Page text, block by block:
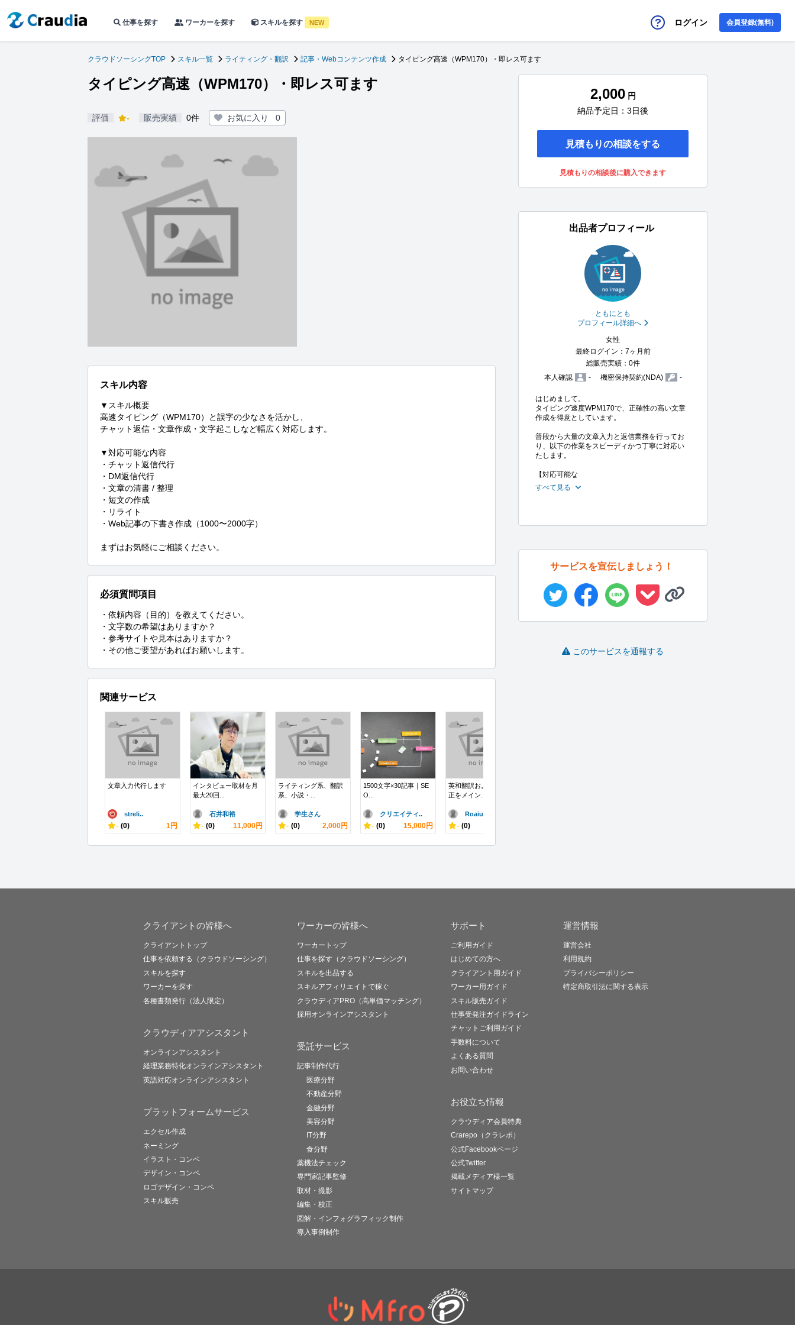
仕事を探す ワーカーを探す スキルを探す NEW ログイン 会員登録(無料)
クラウドソーシングTOP スキル一覧 ライティング・翻訳 記事・Webコンテンツ作成 タイピング高速（WPM170）・即レス可ます
タイピング高速（WPM170）・即レス可ます
評価 - 販売実績 0件 お気に入り 0
スキル内容
▼スキル概要
高速タイピング（WPM170）と誤字の少なさを活かし、
チャット返信・文章作成・文字起こしなど幅広く対応します。
▼対応可能な内容
・チャット返信代行
・DM返信代行
・文章の清書 / 整理
・短文の作成
・リライト
・Web記事の下書き作成（1000〜2000字）
まずはお気軽にご相談ください。
必須質問項目
・依頼内容（目的）を教えてください。
・文字数の希望はありますか？
・参考サイトや見本はありますか？
・その他ご要望があればお願いします。
関連サービス
文章入力代行します
streli..
- (0) 1円
インタビュー取材を月
最大20回...
石井和裕
- (0) 11,000円
ライティング系、翻訳
系、小説・...
学生さん
- (0) 2,000円
1500文字×30記事｜SE
O...
クリエイティ..
- (0) 15,000円
英和翻訳および文章校
正をメイン...
Roaiuh
- (0)
2,000 円
納品予定日：3日後
見積もりの相談をする
見積もりの相談後に購入できます
出品者プロフィール
ともにとも
プロフィール詳細へ
女性
最終ログイン：7ヶ月前
総販売実績：0件
本人確認
- 機密保持契約(NDA) -
はじめまして。
タイピング速度WPM170で、正確性の高い文章
作成を得意としています。
普段から大量の文章入力と返信業務を行ってお
り、以下の作業をスピーディかつ丁寧に対応い
たします。
【対応可能な
すべて見る
サービスを宣伝しましょう！
このサービスを通報する
クライアントの皆様へ
クライアントトップ
仕事を依頼する（クラウドソーシング）
スキルを探す
ワーカーを探す
各種書類発行（法人限定）
クラウディアアシスタント
オンラインアシスタント
経理業務特化オンラインアシスタント
英語対応オンラインアシスタント
プラットフォームサービス
エクセル作成
ネーミング
イラスト・コンペ
デザイン・コンペ
ロゴデザイン・コンペ
スキル販売
ワーカーの皆様へ
ワーカートップ
仕事を探す（クラウドソーシング）
スキルを出品する
スキルアフィリエイトで稼ぐ
クラウディアPRO（高単価マッチング）
採用オンラインアシスタント
受託サービス
記事制作代行
医療分野
不動産分野
金融分野
美容分野
IT分野
食分野
薬機法チェック
専門家記事監修
取材・撮影
編集・校正
図解・インフォグラフィック制作
導入事例制作
サポート
ご利用ガイド
はじめての方へ
クライアント用ガイド
ワーカー用ガイド
スキル販売ガイド
仕事受発注ガイドライン
チャットご利用ガイド
手数料について
よくある質問
お問い合わせ
お役立ち情報
クラウディア会員特典
Crarepo（クラレポ）
公式Facebookページ
公式Twitter
掲載メディア様一覧
サイトマップ
運営情報
運営会社
利用規約
プライバシーポリシー
特定商取引法に関する表示